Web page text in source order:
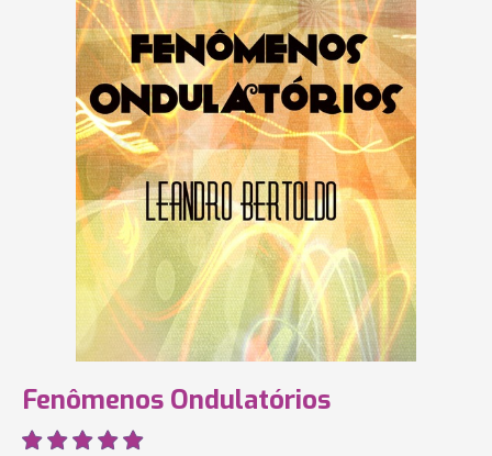
Fenômenos Ondulatórios